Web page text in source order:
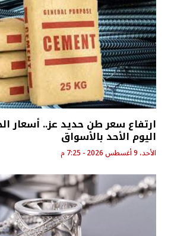
ارتفاع سعر طن حديد عز.. أسعار
اليوم الأحد بالأسواق
الأحد، 9 أغسطس 2026 - 7:25 م